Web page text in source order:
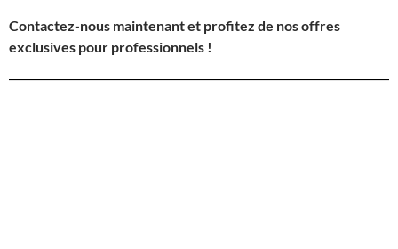
Contactez-nous maintenant et profitez de nos offres
exclusives pour professionnels !